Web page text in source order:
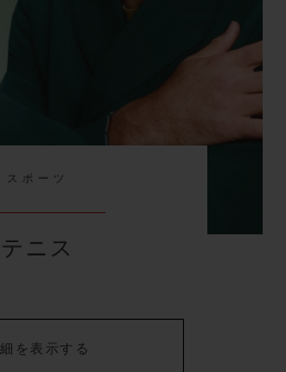
スポーツ
テニス
を表示する